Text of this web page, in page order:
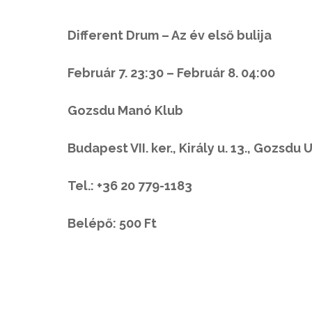
Different Drum – Az év első bulija
Február 7. 23:30 – Február 8. 04:00
Gozsdu Manó Klub
Budapest VII. ker., Király u. 13., Gozsdu
Tel.: +36 20 779-1183
Belépő: 500 Ft